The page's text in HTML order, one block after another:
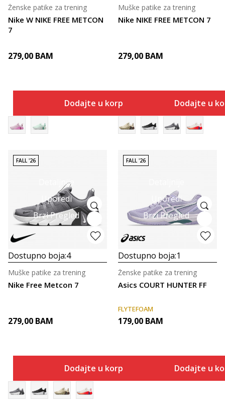
Nike W NIKE FREE METCON
7
Ženske patike za trening
279,00 BAM
Dodajte u korpu
Nike NIKE FREE METCON 7
Muške patike za trening
279,00 BAM
Dodajte u
Detaljnije
Uporedi
Brzi Pregled
FALL '26
Dostupno boja:4
Nike Free Metcon 7
Muške patike za trening
279,00 BAM
Dodajte u korpu
Uporedi
Brzi Pregled
FALL '26
Dostupno boja:1
Asics COURT HUNTER FF
Ženske patike za trening
FLYTEFOAM
179,00 BAM
Dodajte u